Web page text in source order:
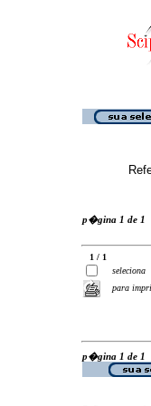
p�gina 1 de 1
1 / 1
seleciona
para
p�gina 1 de 1